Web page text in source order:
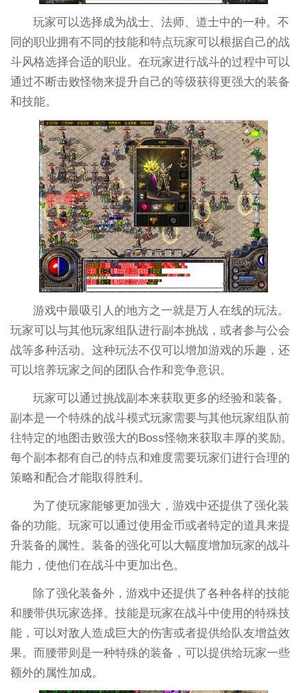
玩家可以选择成为战士、法师、道士中的一种。不
同的职业拥有不同的技能和特点玩家可以根据自己的战
斗风格选择合适的职业。在玩家进行战斗的过程中可以
通过不断击败怪物来提升自己的等级获得更强大的装备
和技能。
游戏中最吸引人的地方之一就是万人在线的玩法。
玩家可以与其他玩家组队进行副本挑战，或者参与公会
战等多种活动。这种玩法不仅可以增加游戏的乐趣，还
可以培养玩家之间的团队合作和竞争意识。
玩家可以通过挑战副本来获取更多的经验和装备。
副本是一个特殊的战斗模式玩家需要与其他玩家组队前
往特定的地图击败强大的Boss怪物来获取丰厚的奖励。
每个副本都有自己的特点和难度需要玩家们进行合理的
策略和配合才能取得胜利。
为了使玩家能够更加强大，游戏中还提供了强化装
备的功能。玩家可以通过使用金币或者特定的道具来提
升装备的属性。装备的强化可以大幅度增加玩家的战斗
能力，使他们在战斗中更加出色。
除了强化装备外，游戏中还提供了各种各样的技能
和腰带供玩家选择。技能是玩家在战斗中使用的特殊技
能，可以对敌人造成巨大的伤害或者提供给队友增益效
果。而腰带则是一种特殊的装备，可以提供给玩家一些
额外的属性加成。